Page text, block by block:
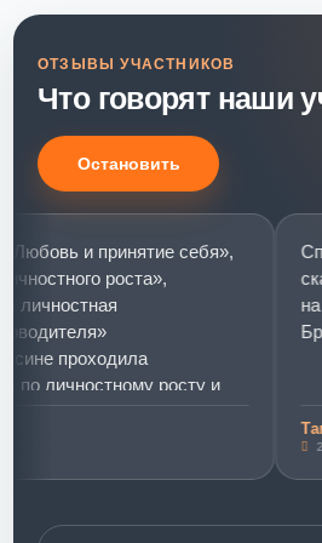
ОТЗЫВЫ УЧАСТНИКОВ
Что говорят наши
Остановить
и принятие себя»,
роста»,
проходила
личностному росту и
«розовых слониках»)))
уровня
на